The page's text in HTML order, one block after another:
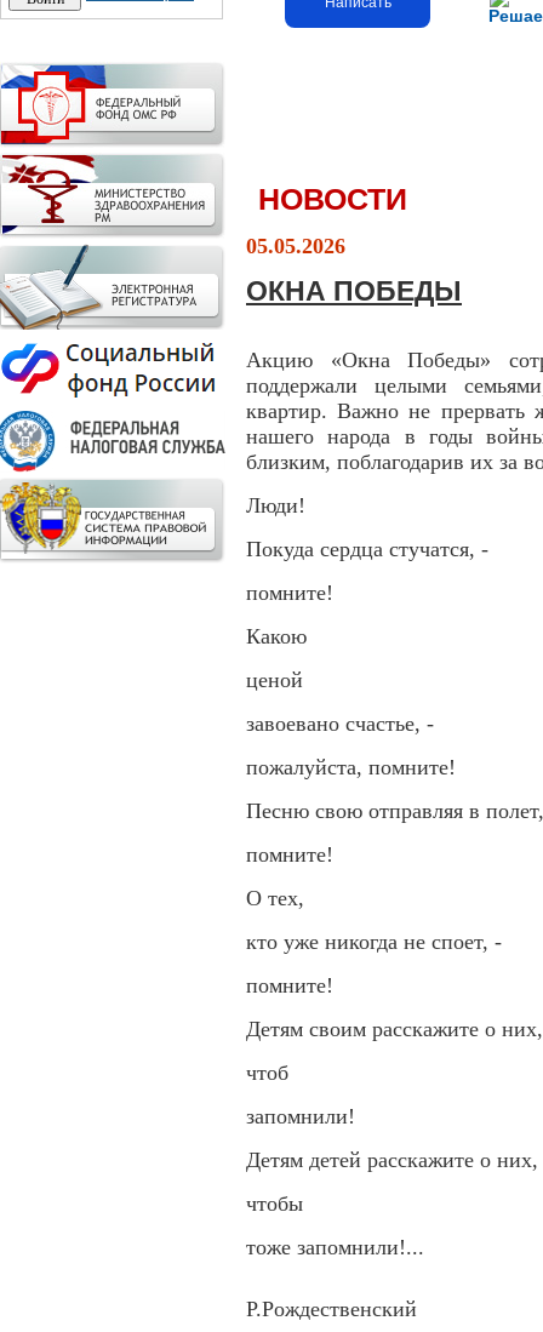
НОВОСТИ
05.05.2026
ОКНА ПОБЕДЫ
Акцию «Окна Победы»
поддержали целыми
квартир. Важно не прервать
нашего народа в годы
близким, поблагодарив их за
Люди!
Покуда сердца стучатся, -
помните!
Какою
ценой
завоевано счастье, -
пожалуйста, помните!
Песню свою отправляя в
помните!
О тех,
кто уже никогда не споет, -
помните!
Детям своим расскажите о них,
чтоб
запомнили!
Детям детей расскажите о них,
чтобы
тоже запомнили!...
Р.Рождественский